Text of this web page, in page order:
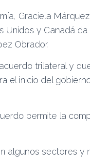
Graciela
y Canadá
Obrador.
trilateral y
el inicio del
permite la
algunos sectores y